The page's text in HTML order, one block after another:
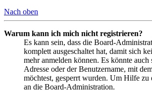
Nach oben
Warum kann ich mich nicht registrieren?
Es kann sein, dass die Board-
komplett ausgeschaltet hat, damit sich
mehr anmelden können. Es könnte auch
Adresse oder der Benutzername, mit
möchtest, gesperrt wurden. Um Hilfe zu
an die Board-Administration.